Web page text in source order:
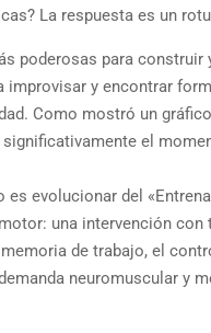
La respuesta es un
poderosas para construir
y encontrar
Como mostró un
el
evolucionar del
una intervención
de trabajo, el
neuromuscular y